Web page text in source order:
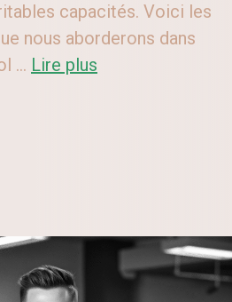
capacités. Voici les
nous aborderons dans
... Lire plus